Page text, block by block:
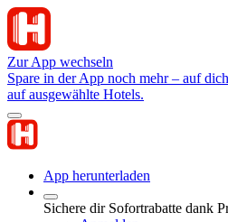
Zur App wechseln
Spare in der App noch mehr – auf
auf ausgewählte Hotels.
App herunterladen
Sichere dir Sofortrabatte dank